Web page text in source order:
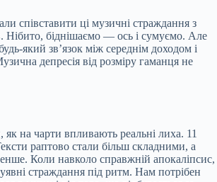
співставити ці музичні страждання з
Нібито, біднішаємо — ось і сумуємо. Але
який зв’язок між середнім доходом і
депресія від розміру гаманця не
як на чарти впливають реальні лиха. 11
раптово стали більш складними, а
Коли навколо справжній апокаліпсис,
страждання під ритм. Нам потрібен